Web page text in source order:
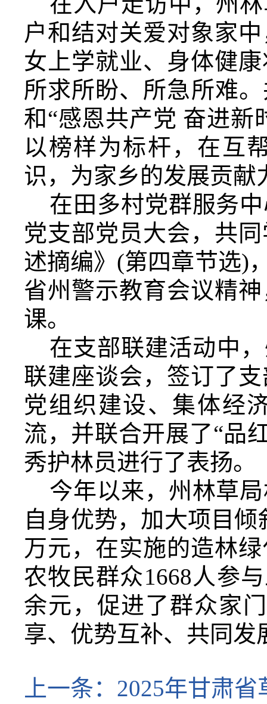
户和结对关爱对象家
女上学就业、身体健
所求所盼、所急所难
和“感恩共产党 奋进新
以榜样为标杆，在互
识，为家乡的发展贡献
在田多村党群服务
党支部党员大会，共
述摘编》 (第四章节选)
省州警示教育会议精
课。
在支部联建活动中
联建座谈会，签订了
党组织建设、集体经
流，并联合开展了“品
秀护林员进行了表扬。
今年以来，州林草
自身优势，加大项目
万元，在实施的造林
农牧民群众1668人参
余元，促进了群众家
享、优势互补、共同发
上一条： 2025年甘肃